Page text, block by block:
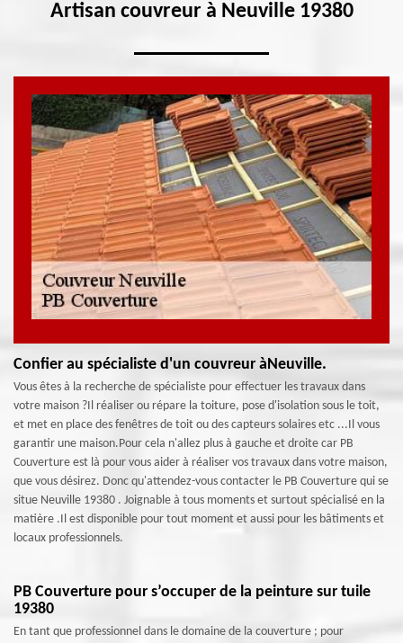
Artisan couvreur à Neuville 19380
Confier au spécialiste d'un couvreur àNeuville.
Vous êtes à la recherche de spécialiste pour effectuer les travaux dans
votre maison ?Il réaliser ou répare la toiture, pose d'isolation sous le toit,
et met en place des fenêtres de toit ou des capteurs solaires etc ...Il vous
garantir une maison.Pour cela n'allez plus à gauche et droite car PB
Couverture est là pour vous aider à réaliser vos travaux dans votre maison,
que vous désirez. Donc qu'attendez-vous contacter le PB Couverture qui se
situe Neuville 19380 . Joignable à tous moments et surtout spécialisé en la
matière .Il est disponible pour tout moment et aussi pour les bâtiments et
locaux professionnels.
PB Couverture pour s’occuper de la peinture sur tuile
19380
En tant que professionnel dans le domaine de la couverture ; pour